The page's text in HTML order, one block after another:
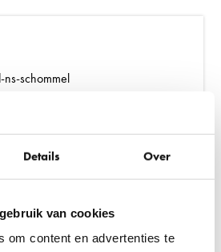
Details Over
van cookies
om content en advertenties te
schommel